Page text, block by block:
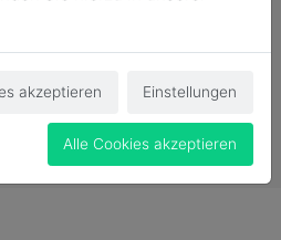
akzeptieren Einstellungen
Alle Cookies akzeptieren